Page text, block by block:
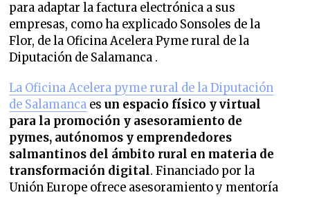
para adaptar la factura electrónica a sus
empresas, como ha explicado Sonsoles de la
Flor, de la Oficina Acelera Pyme rural de la
Diputación de Salamanca .
La Oficina Acelera pyme rural de la Diputación
de Salamanca esun espacio físico y virtual
para la promoción y asesoramiento de
pymes, autónomos y emprendedores
salmantinos del ámbito rural en materia de
transformación digital. Financiado por la
Unión Europe ofrece asesoramiento y mentoría